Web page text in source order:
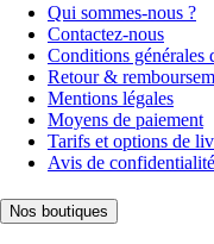
Qui sommes-nous ?
Contactez-nous
Conditions générales
Retour &
Mentions légales
Moyens de paiement
Tarifs et options de
Avis de confidentialité
Nos boutiques